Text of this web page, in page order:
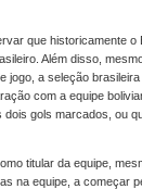
que historicamente o
Além disso,
jogo, a seleção
com a equipe
gols marcados, ou
titular da equipe,
na equipe, a começar